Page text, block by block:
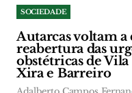
SOCIEDADE
Autarcas voltam
reabertura das
obstétricas de Vila
Xira e Barreiro